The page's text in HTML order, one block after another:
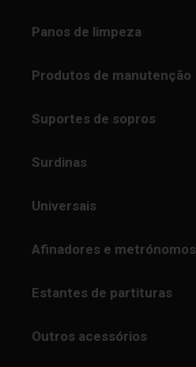
Panos de limpeza
Produtos de manutenção
Suportes de sopros
Surdinas
Universais
Afinadores e metrónomos
Estantes de partituras
Outros acessórios